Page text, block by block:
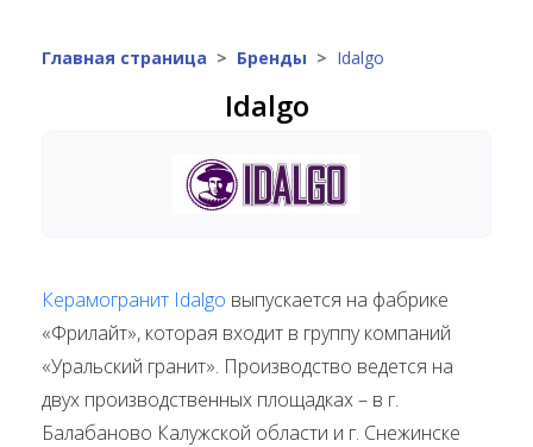
Главная страница Бренды Idalgo
Idalgo
Керамогранит Idalgo выпускается на фабрике
«Фрилайт», которая входит в группу компаний
«Уральский гранит». Производство ведется на
двух производственных площадках – в г.
Балабаново Калужской области и г. Снежинске